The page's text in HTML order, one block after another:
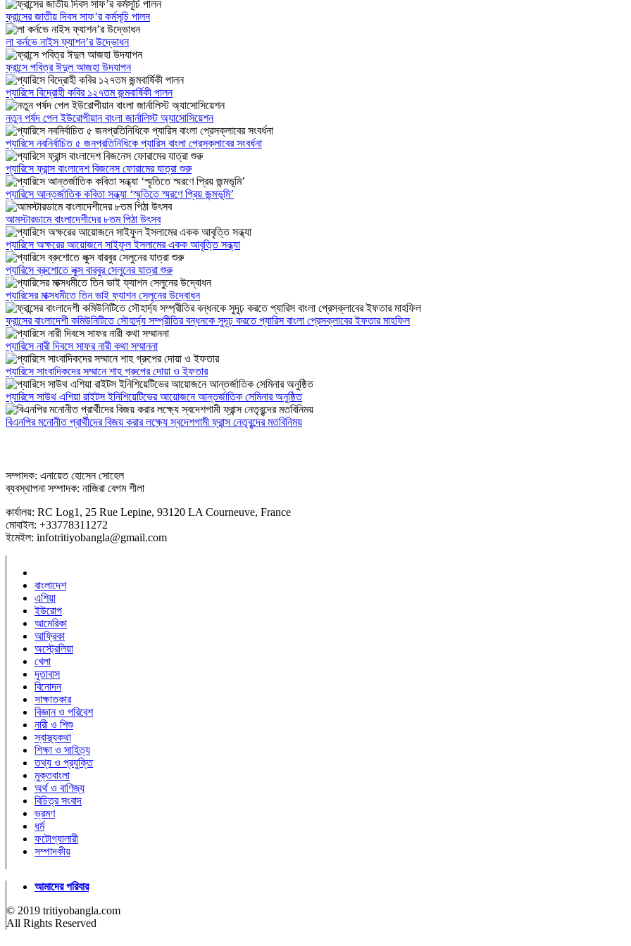
ফ্রান্সের জাতীয় দিবস সাফ’র কর্মসূচি পালন
লা কর্নভে নাইস ফ্যাশন’র উদ্ভোধন
ফ্রান্সে পবিত্র ঈদুল আজহা উদযাপন
প্যারিসে বিদ্রোহী কবির ১২৭তম জন্মবার্ষিকী পালন
নতুন পর্ষদ পেল ইউরোপীয়ান বাংলা জার্নালিস্ট অ্যাসোসিয়েশন
প্যারিসে নবনির্বাচিত ৫ জনপ্রতিনিধিকে প্যারিস বাংলা প্রেসক্লাবের সংবর্ধনা
প্যারিসে ফ্রান্স বাংলাদেশ বিজনেস ফোরামের যাত্রা শুরু
প্যারিসে আন্তর্জাতিক কবিতা সন্ধ্যা ‘স্মৃতিতে স্মরণে প্রিয় জন্মভূমি’
আমস্টারডামে বাংলাদেশীদের ৮তম পিঠা উৎসব
প্যারিসে অক্ষরের আয়োজনে সাইফুল ইসলামের একক আবৃত্তি সন্ধ্যা
প্যারিসে ব্রুশোতে লুক্স বারবুর সেলুনের যাত্রা শুরু
প্যারিসের মাক্সধমীতে তিন ভাই ফ্যাশন সেলুনের উদ্বোধন
ফ্রান্সের বাংলাদেশী কমিউনিটিতে সৌহার্দ্য সম্প্রীতির বন্ধনকে সুদূঢ় করতে প্যারিস বাংলা প্রেসক্লাবের ইফতার মাহফিল
প্যারিসে নারী দিবসে সাফর নারী কথা সম্মাননা
প্যারিসে সাংবাদিকদের সম্মানে শাহ গ্রুপের দোয়া ও ইফতার
প্যারিসে সাউথ এশিয়া রাইটস ইনিশিয়েটিভের আয়োজনে আন্তর্জাতিক সেমিনার অনুষ্ঠিত
বিএনপির মনোনীত প্রার্থীদের বিজয় করার লক্ষ্যে স্বদেশগামী ফ্রান্স নেতৃবৃন্দের মতবিনিময়
সম্পাদক: এনায়েত হোসেন সোহেল
ব্যবস্থাপনা সম্পাদক: নাজিরা বেগম শীলা
কার্যালয়: RC Log1, 25 Rue Lepine, 93120 LA Courneuve, France
মোবাইল: +33778311272
ইমেইল: infotritiyobangla@gmail.com
বাংলাদেশ
এশিয়া
ইউরোপ
আমেরিকা
আফ্রিকা
অস্ট্রেলিয়া
খেলা
দূতাবাস
বিনোদন
সাক্ষাতকার
বিজ্ঞান ও পরিবেশ
নারী ও শিশু
স্বাস্থ্যকথা
শিক্ষা ও সাহিত্য
তথ্য ও প্রযুক্তি
মুক্তবাংলা
অর্থ ও বাণিজ্য
বিচিত্র সংবাদ
ভ্রমণ
ধর্ম
ফটোগ্যালারী
সম্পাদকীয়
আমাদের পরিবার
© 2019 tritiyobangla.com
All Rights Reserved